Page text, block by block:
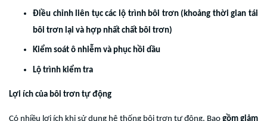
Điều chỉnh liên tục các lộ trình bôi trơn (khoảng thời gian tái
bôi trơn lại và hợp nhất chất bôi trơn)
Kiểm soát ô nhiễm và phục hồi dầu
Lộ trình kiểm tra
Lợi ích của bôi trơn tự động
Có nhiều lợi ích khi sử dụng hệ thống bôi trơn tự động. Bao gồm giảm